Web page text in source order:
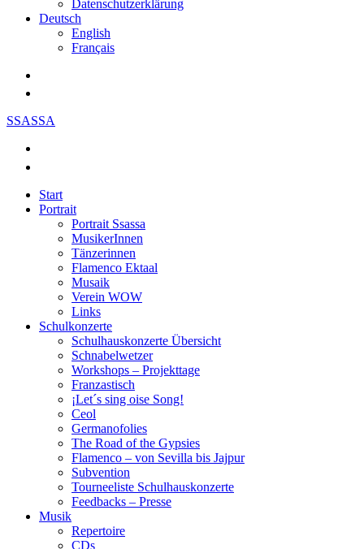
Datenschutzerklärung
Deutsch
English
Français
SSASSA
Start
Portrait
Portrait Ssassa
MusikerInnen
Tänzerinnen
Flamenco Ektaal
Musaik
Verein WOW
Links
Schulkonzerte
Schulhauskonzerte Übersicht
Schnabelwetzer
Workshops – Projekttage
Franzastisch
¡Let´s sing oise Song!
Ceol
Germanofolies
The Road of the Gypsies
Flamenco – von Sevilla bis Jajpur
Subvention
Tourneeliste Schulhauskonzerte
Feedbacks – Presse
Musik
Repertoire
CDs